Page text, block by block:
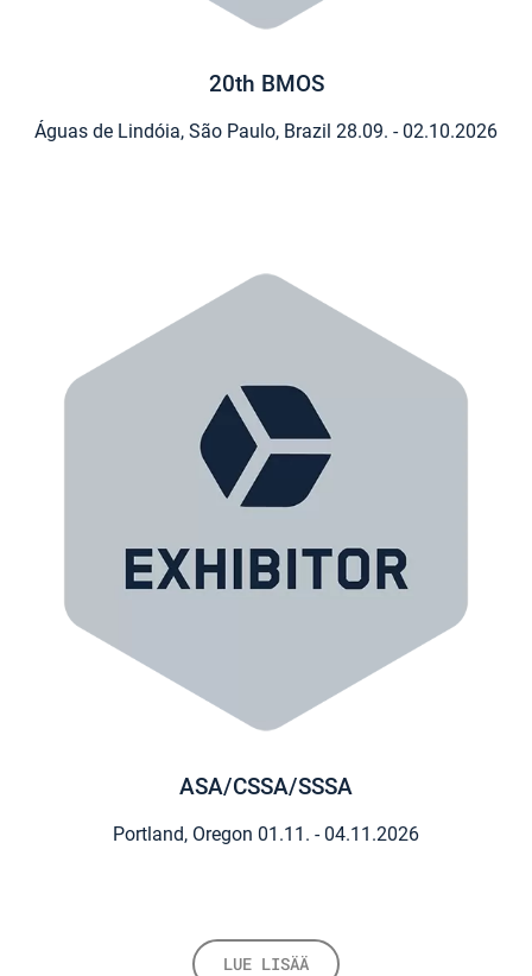
20th BMOS
Águas de Lindóia, São Paulo, Brazil 28.09. - 02.10.2026
ASA/CSSA/SSSA
Portland, Oregon 01.11. - 04.11.2026
LUE LISÄÄ